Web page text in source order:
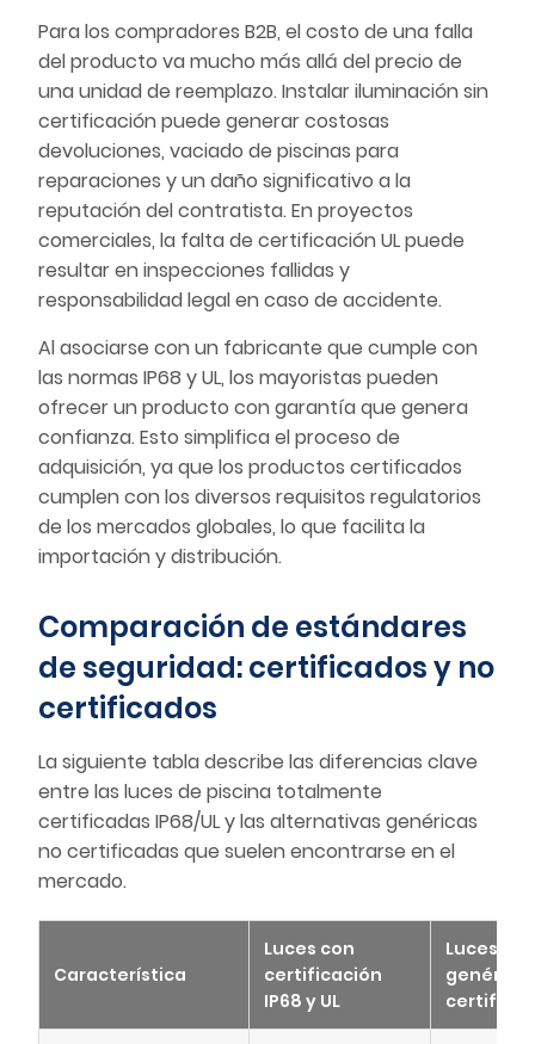
Para los compradores B2B, el costo de una falla
del producto va mucho más allá del precio de
una unidad de reemplazo. Instalar iluminación sin
certificación puede generar costosas
devoluciones, vaciado de piscinas para
reparaciones y un daño significativo a la
reputación del contratista. En proyectos
comerciales, la falta de certificación UL puede
resultar en inspecciones fallidas y
responsabilidad legal en caso de accidente.
Al asociarse con un fabricante que cumple con
las normas IP68 y UL, los mayoristas pueden
ofrecer un producto con garantía que genera
confianza. Esto simplifica el proceso de
adquisición, ya que los productos certificados
cumplen con los diversos requisitos regulatorios
de los mercados globales, lo que facilita la
importación y distribución.
Comparación de estándares
de seguridad: certificados y no
certificados
La siguiente tabla describe las diferencias clave
entre las luces de piscina totalmente
certificadas IP68/UL y las alternativas genéricas
no certificadas que suelen encontrarse en el
mercado.
Característica
Luces con
certificación
IP68 y UL
Luces